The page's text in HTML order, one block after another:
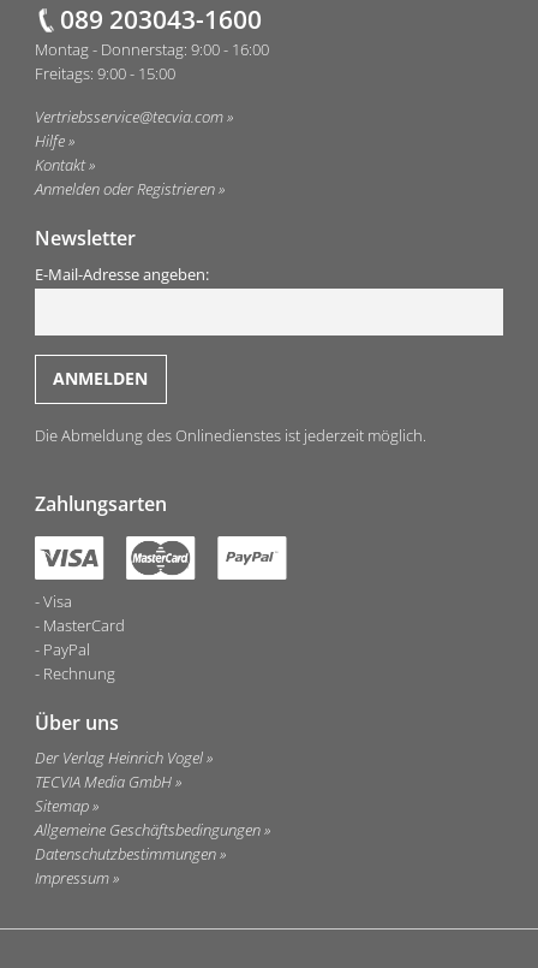
089 203043-1600
Montag - Donnerstag: 9:00 - 16:00
Freitags: 9:00 - 15:00
Vertriebsservice@tecvia.com
Hilfe
Kontakt
Anmelden oder Registrieren
Newsletter
E-Mail-Adresse angeben:
Die Abmeldung des Onlinedienstes ist jederzeit möglich.
Zahlungsarten
Visa
MasterCard
PayPal
Rechnung
Über uns
Der Verlag Heinrich Vogel
TECVIA Media GmbH
Sitemap
Allgemeine Geschäftsbedingungen
Datenschutzbestimmungen
Impressum